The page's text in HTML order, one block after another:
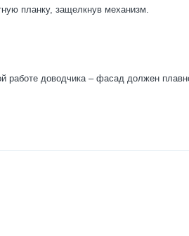
планку, защелкнув механизм.
работе доводчика – фасад должен